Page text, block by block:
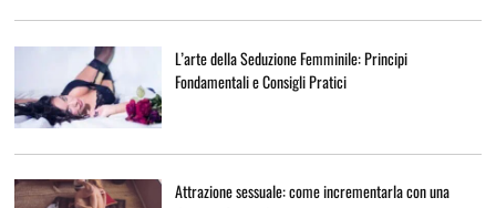
L’arte della Seduzione Femminile: Principi
Fondamentali e Consigli Pratici
Attrazione sessuale: come incrementarla con una